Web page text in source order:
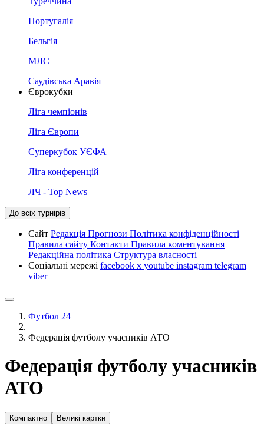
Португалія
Бельгія
МЛС
Саудівська Аравія
Єврокубки
Ліга чемпіонів
Ліга Європи
Суперкубок УЄФА
Ліга конференцій
ЛЧ - Top News
До всіх турнірів
Сайт Редакція Прогнози Політика конфіденційності
Правила сайту Контакти Правила коментування
Редакційна політика Структура власності
Соціальні мережі facebook x youtube instagram telegram
viber
Футбол 24
Федерація футболу учасників АТО
Федерація футболу учасників
АТО
Компактно Великі картки